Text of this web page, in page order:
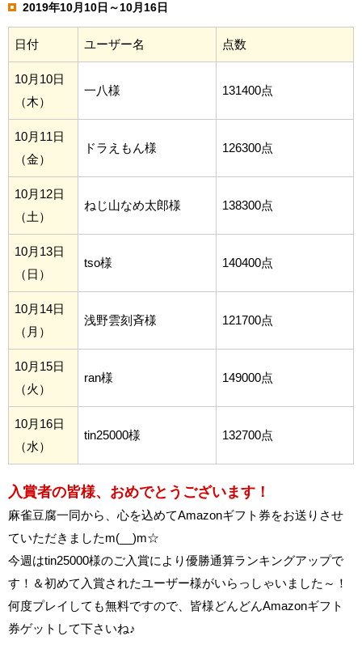
2019年10月10日～10月16日
日付 ユーザー名 点数
10月10日
（木）
一八様 131400点
10月11日
（金）
ドラえもん様 126300点
10月12日
（土）
ねじ山なめ太郎様 138300点
10月13日
（日）
tso様 140400点
10月14日
（月）
浅野雲刻斉様 121700点
10月15日
（火）
ran様 149000点
10月16日
（水）
tin25000様 132700点
入賞者の皆様、おめでとうございます！
麻雀豆腐一同から、心を込めてAmazonギフト券をお送りさせ
ていただきましたm(__)m☆
今週はtin25000様のご入賞により優勝通算ランキングアップで
す！＆初めて入賞されたユーザー様がいらっしゃいました～！
何度プレイしても無料ですので、皆様どんどんAmazonギフト
券ゲットして下さいね♪